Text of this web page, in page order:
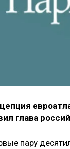
глава
пару